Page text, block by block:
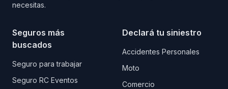
necesitas.
Seguros más
buscados
Seguro para trabajar
Seguro RC Eventos
Declará tu siniestro
Accidentes Personales
Moto
Comercio